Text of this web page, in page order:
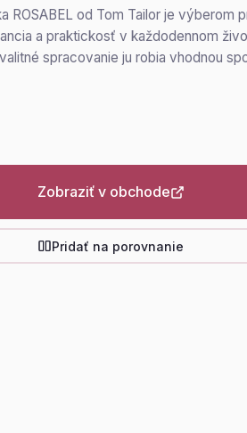
ROSABEL od Tom Tailor je výberom
a praktickosť v každodennom
spracovanie ju robia vhodnou
Zobraziť v obchode
Pridať na porovnanie